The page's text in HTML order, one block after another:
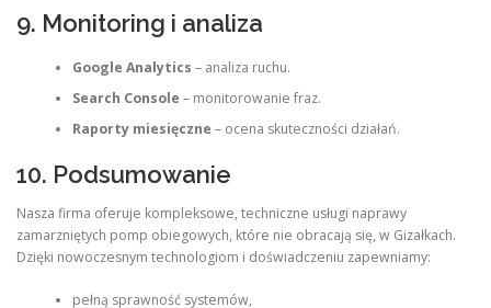
9. Monitoring i analiza
Google Analytics – analiza ruchu.
Search Console – monitorowanie fraz.
Raporty miesięczne – ocena skuteczności działań.
10. Podsumowanie
Nasza firma oferuje kompleksowe, techniczne usługi naprawy
zamarzniętych pomp obiegowych, które nie obracają się, w Gizałkach.
Dzięki nowoczesnym technologiom i doświadczeniu zapewniamy:
pełną sprawność systemów,